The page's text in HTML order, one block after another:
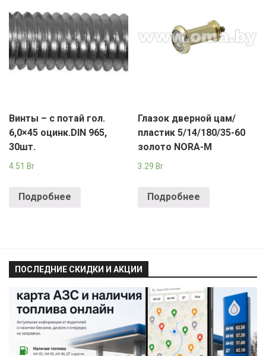
Винты – с потай гол.
6,0×45 оцинк.DIN 965,
30шт.
4.51 Br
Подробнее
Глазок дверной цам/
пластик 5/14/180/35-60
золото NORA-M
3.29 Br
Подробнее
ПОСЛЕДНИЕ СКИДКИ И АКЦИИ